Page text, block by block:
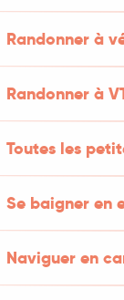
Randonner à
Randonner à
Toutes les
Se baigner en
Naviguer en